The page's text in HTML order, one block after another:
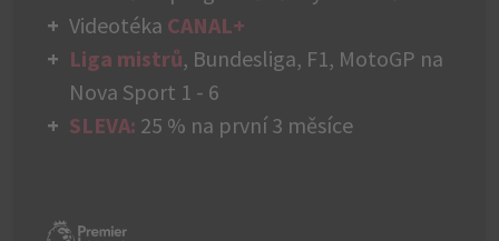
Videotéka CANAL+
Liga mistrů, Bundesliga, F1, MotoGP na
Nova Sport 1 - 6
SLEVA: 25 % na první 3 měsíce